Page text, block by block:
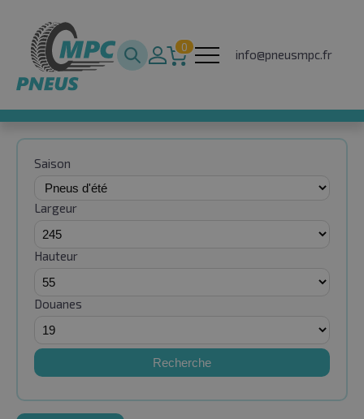
0
info@pneusmpc.fr
Saison
Largeur
Hauteur
Douanes
Recherche